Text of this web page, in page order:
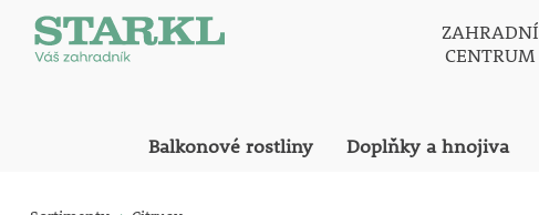
ZAHRADNÍ
CENTRUM
Balkonové rostliny Doplňky a hnojiva